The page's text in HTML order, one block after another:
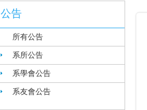
公告
所有公告
系所公告
系學會公告
系友會公告